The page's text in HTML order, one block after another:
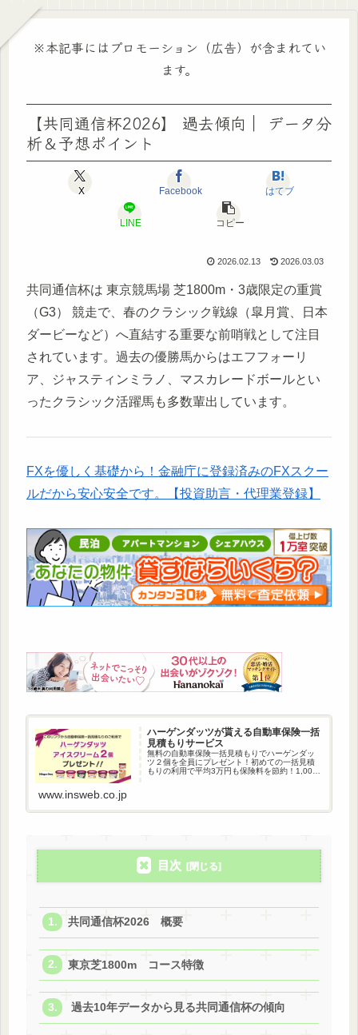
※本記事にはプロモーション（広告）が含まれてい
ます。
【共同通信杯2026】 過去傾向｜ データ分
析＆予想ポイント
X Facebook はてブ
LINE コピー
2026.02.13 2026.03.03
共同通信杯は 東京競馬場 芝1800m・3歳限定の重賞
（G3） 競走で、春のクラシック戦線（皐月賞、日本
ダービーなど）へ直結する重要な前哨戦として注目
されています。過去の優勝馬からはエフフォーリ
ア、ジャスティンミラノ、マスカレードボールとい
ったクラシック活躍馬も多数輩出しています。
FXを優しく基礎から！金融庁に登録済みのFXスクー
ルだから安心安全です。【投資助言・代理業登録】
ハーゲンダッツが貰える自動車保険一括
見積もりサービス
無料の自動車保険一括見積もりでハーゲンダッ
ツ２個を全員にプレゼント！初めての一括見積
もりの利用で平均3万円も保険料を節約！1,000
www.insweb.co.jp
目次
共同通信杯2026 概要
東京芝1800m コース特徴
過去10年データから見る共同通信杯の傾向